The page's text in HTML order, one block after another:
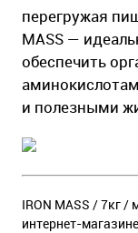
перегружая
MASS —
обеспечить
и полезными
IRON MASS / 7кг
интернет-